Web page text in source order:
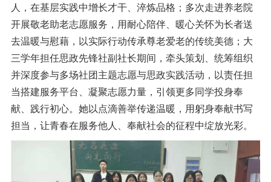
人，在基层实践中增长才干、淬炼品格；多次走进养老院
开展敬老助老志愿服务，用耐心陪伴、暖心关怀为长者送
去温暖与慰藉，以实际行动传承尊老爱老的传统美德；大
三学年担任思政先锋社副社长期间，牵头策划、统筹组织
并深度参与多场社团主题志愿与思政实践活动，以责任担
当搭建服务平台、凝聚志愿力量，引领更多同学投身奉
献、践行初心。她以点滴善举传递温暖，用躬身奉献书写
担当，让青春在服务他人、奉献社会的征程中绽放光彩。